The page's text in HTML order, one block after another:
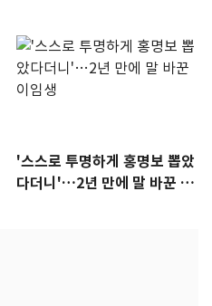
'스스로 투명하게 홍명보 뽑았
다더니'…2년 만에 말 바꾼 이